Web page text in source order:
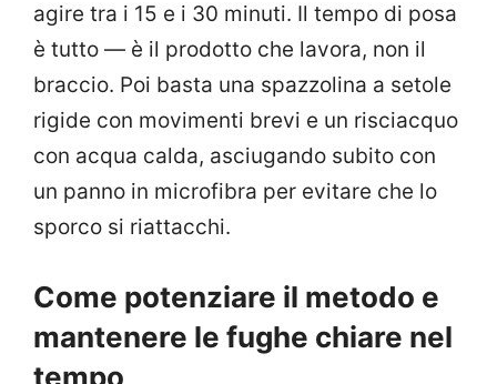
agire tra i 15 e i 30 minuti. Il tempo di posa
è tutto — è il prodotto che lavora, non il
braccio. Poi basta una spazzolina a setole
rigide con movimenti brevi e un risciacquo
con acqua calda, asciugando subito con
un panno in microfibra per evitare che lo
sporco si riattacchi.
Come potenziare il metodo e
mantenere le fughe chiare nel
tempo